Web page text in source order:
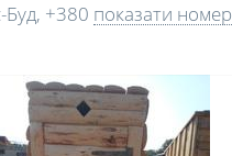
+380 показати номер